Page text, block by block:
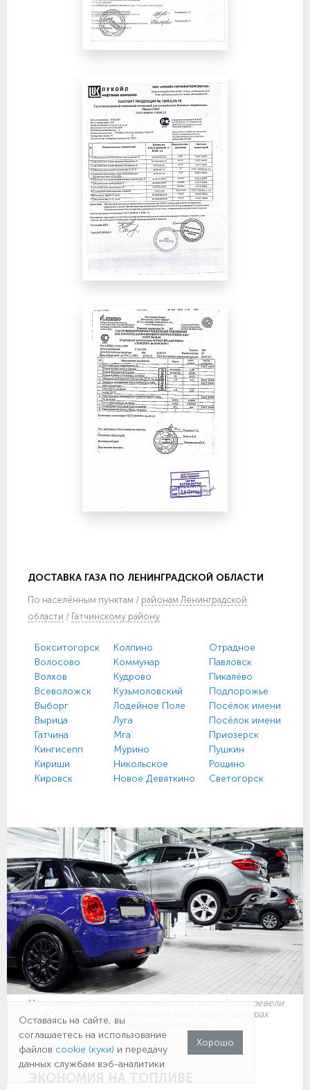
ДОСТАВКА ГАЗА ПО ЛЕНИНГРАДСКОЙ ОБЛАСТИ
По населённым пунктам / районам Ленинградской
области / Гатчинскому району
Бокситогорск
Волосово
Волхов
Всеволожск
Выборг
Вырица
Гатчина
Кингисепп
Кириши
Кировск
Колпино
Коммунар
Кудрово
Кузьмоловский
Лодейное Поле
Луга
Мга
Мурино
Никольское
Новое Девяткино
Отрадное
Павловск
Пикалёво
Подпорожье
Посёлок имени
Посёлок имени
Приозерск
Пушкин
Рощино
Светогорск
Механики нашего технологического партнёра перевели
47 000 автомобилей на газ в трёх сервис-центрах
в Петербурге и Москве
ПЕРЕВОД АВТО НА ГАЗ
ЭКОНОМИЯ НА ТОПЛИВЕ
Оставаясь на сайте, вы
соглашаетесь на использование
файлов cookie (куки) и передачу
данных службам вэб-аналитики
Хорошо